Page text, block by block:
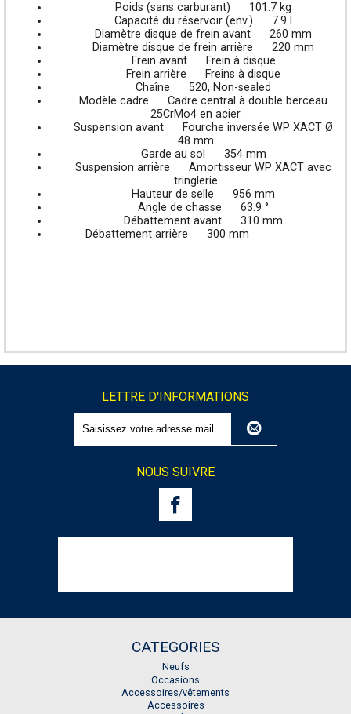
Poids (sans carburant)
101.7 kg
Capacité du réservoir (env.)
7.9 l
Diamètre disque de frein avant
260 mm
Diamètre disque de frein arrière
220 mm
Frein avant
Frein à disque
Frein arrière
Freins à disque
Chaîne
520, Non-sealed
Modèle cadre
Cadre central à double berceau
25CrMo4 en acier
Suspension avant
Fourche inversée WP XACT Ø
48 mm
Garde au sol
354 mm
Suspension arrière
Amortisseur WP XACT avec
tringlerie
Hauteur de selle
956 mm
Angle de chasse
63.9 °
Débattement avant
310 mm
Débattement arrière
300 mm
LETTRE D'INFORMATIONS
NOUS SUIVRE
CATEGORIES
Neufs
Occasions
Accessoires/vêtements
Accessoires